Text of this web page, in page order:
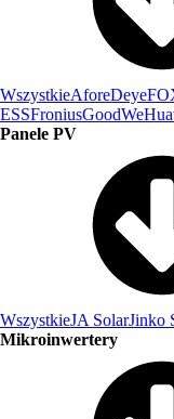
WszystkieAforeDeye
ESSFroniusGoodWe
Panele PV
WszystkieJA SolarJinko
Mikroinwertery